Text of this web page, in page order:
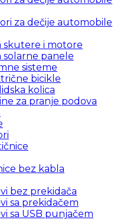
za dečije automobile
i motore
panele
sisteme
bicikle
kolica
za pranje podova
bez kabla
bez prekidača
sa prekidačem
sa USB punjačem